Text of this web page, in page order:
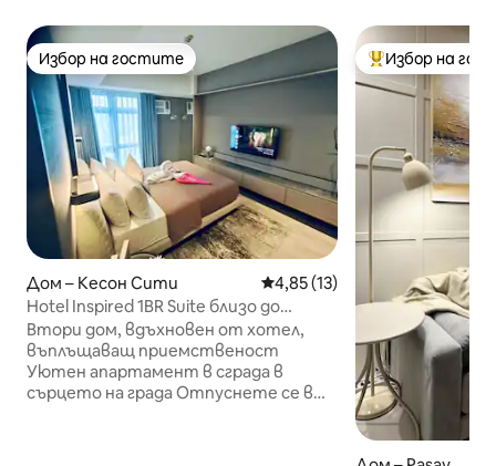
Избор на гостите
Избор на гостите
Дом – Кесон Сити Средна оценка: 4,85 от 5,
4,85 (13)
Hotel Inspired 1BR Suite близо до
Solaire/Vertis North
Втори дом, вдъхновен от хотел,
въплъщаващ приемственост
Уютен апартамент в сграда в
сърцето на града Отпуснете се в
Най-популярен
Избор на